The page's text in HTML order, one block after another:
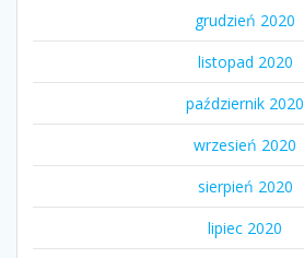
grudzień 2020
listopad 2020
październik 2020
wrzesień 2020
sierpień 2020
lipiec 2020